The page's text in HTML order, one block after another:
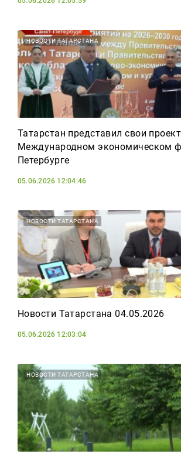
НОВОСТИ ТАТАРСТАНА
Татарстан представил свои
Международном экономическом
Петербурге
05.06.2026 12:04:46
НОВОСТИ ТАТАРСТАНА
Новости Татарстана 04.05.2026
05.06.2026 12:03:04
НОВОСТИ ТАТАРСТАНА